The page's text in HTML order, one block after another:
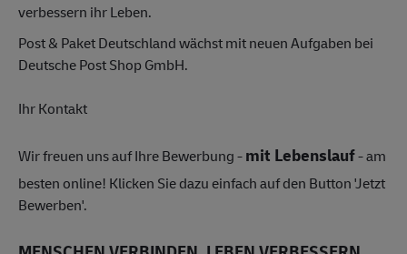
verbessern ihr Leben.
Post & Paket Deutschland wächst mit neuen Aufgaben bei
Deutsche Post Shop GmbH.
Ihr Kontakt
Wir freuen uns auf Ihre Bewerbung -mit Lebenslauf- am
besten online! Klicken Sie dazu einfach auf den Button 'Jetzt
Bewerben'.